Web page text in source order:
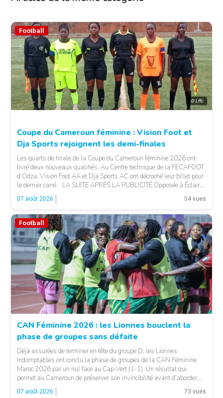
© Lffc
Football
Coupe du Cameroun féminine : Vision Foot et
Dja Sports rejoignent les demi-finales
Les quarts de finale de la Coupe du Cameroun féminine 2026 ont
livré deux nouveaux qualifiés. Au Centre technique de la FECAFOOT
d’Odza, Vision Foot AA et Dja Sports AC ont décroché leur billet pour
le dernier carré. LA SUITE APRÈS LA PUBLICITÉ Opposée à Éclair
FF, Vision Foot a dû patienter jusqu’à la […]
07 août 2026 54 vues
Football
CAN Féminine 2026 : les Lionnes bouclent la
phase de groupes sans défaite
Déjà assurées de terminer en tête du groupe D, les Lionnes
Indomptables ont conclu la phase de groupes de la CAN Féminine
Maroc 2026 par un nul face au Cap-Vert (1-1). Un résultat qui
permet au Cameroun de préserver son invincibilité avant d’aborder
les choses sérieuses. Les Camerounaises ont rapidement pris le
contrôle des opérations […]
07 août 2026 73 vues